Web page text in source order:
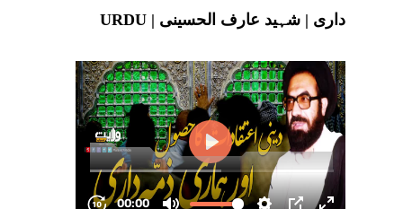
داری | شہید عارف الحسینی | URDU